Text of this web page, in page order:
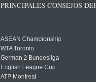
PRINCIPALES CONSEJOS
ASEAN Championship
WTA Toronto
German 2 Bundesliga
English League Cup
ATP Montreal